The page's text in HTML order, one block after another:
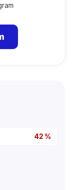
42 %